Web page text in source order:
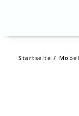
Startseite Möbel